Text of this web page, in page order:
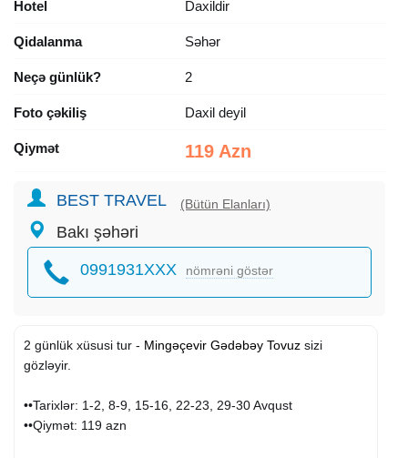
Hotel Daxildir
Qidalanma Səhər
Neçə günlük? 2
Foto çəkiliş Daxil deyil
Qiymət 119 Azn
BEST TRAVEL (Bütün Elanları)
Bakı şəhəri
0991931XXX nömrəni göstər
2 günlük xüsusi tur - Mingəçevir Gədəbəy Tovuz sizi
gözləyir.
••Tarixlər: 1-2, 8-9, 15-16, 22-23, 29-30 Avqust
••Qiymət: 119 azn